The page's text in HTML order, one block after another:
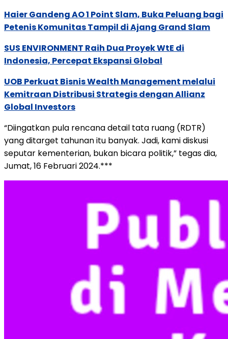
Haier Gandeng AO 1 Point Slam, Buka Peluang bagi
Petenis Komunitas Tampil di Ajang Grand Slam
SUS ENVIRONMENT Raih Dua Proyek WtE di
Indonesia, Percepat Ekspansi Global
UOB Perkuat Bisnis Wealth Management melalui
Kemitraan Distribusi Strategis dengan Allianz
Global Investors
“Diingatkan pula rencana detail tata ruang (RDTR)
yang ditarget tahunan itu banyak. Jadi, kami diskusi
seputar kementerian, bukan bicara politik,” tegas dia,
Jumat, 16 Februari 2024.***